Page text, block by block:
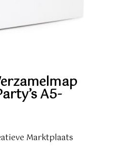
A5-
Marktplaats